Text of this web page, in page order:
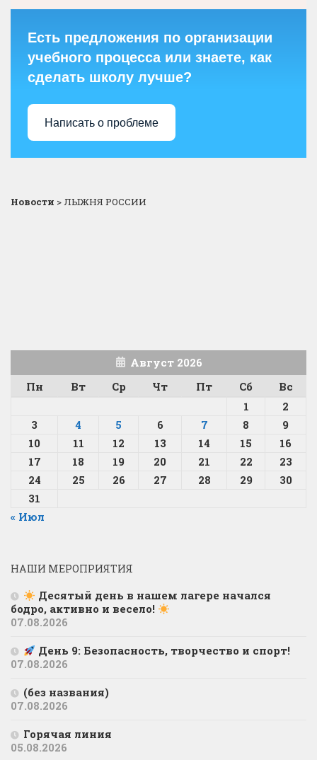
Есть предложения по организации
учебного процесса или знаете, как
сделать школу лучше?
Написать о проблеме
Новости >ЛЫЖНЯ РОССИИ
Август 2026
Пн
Вт Ср Чт Пт Сб
Вс
1
2
3
4 5 6 7 8
9
10
11 12 13 14 15
16
17
18 19 20 21 22
23
24
25 26 27 28 29
30
31
« Июл
НАШИ МЕРОПРИЯТИЯ
Десятый день в нашем лагере начался
бодро, активно и весело!
07.08.2026
День 9: Безопасность, творчество и спорт!
07.08.2026
(без названия)
07.08.2026
Горячая линия
05.08.2026